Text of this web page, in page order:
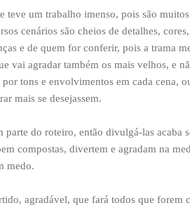
um trabalho imenso, pois são muitos
cenários são cheios de detalhes,
e de quem for conferir, pois a trama
vai agradar também os mais velhos, e
tons e envolvimentos em cada cena,
mais se desejassem.
parte do roteiro, então divulgá-las acaba
compostas, divertem e agradam na
medo.
agradável, que fará todos que forem